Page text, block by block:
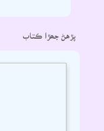
پڙهڻ جھڙا ڪتاب